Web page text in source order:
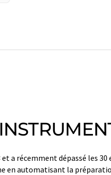
a récemment dépassé les 30
en automatisant la